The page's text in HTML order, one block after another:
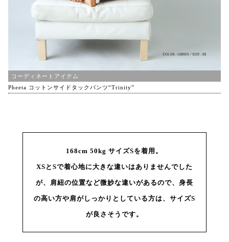
コーディネートアイテム
Pheeta コットンサイドタックパンツ“Trinity”
168cm 50kg サイズSを着用。
XSとSで着心地に大きな違いはありませんでした
が、肩紐の位置など微妙な違いがあるので、身長
の高い方や肩がしっかりとしている方は、サイズS
が良さそうです。